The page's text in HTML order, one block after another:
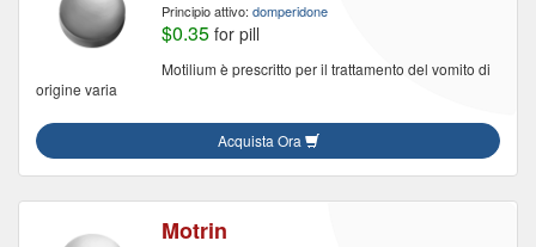
Principio attivo: domperidone
$0.35 for pill
Motilium è prescritto per il trattamento del vomito di
origine varia
Acquista Ora
Motrin